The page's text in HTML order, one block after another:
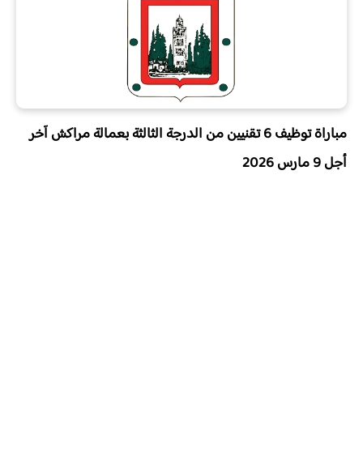
مباراة توظيف 6 تقنيين من الدرجة الثالثة بعمالة مراكش آخر
أجل 9 مارس 2026